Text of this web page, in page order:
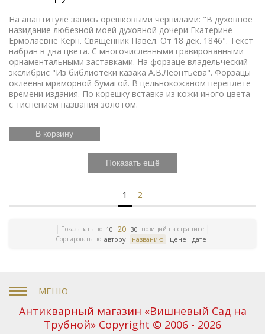
На авантитуле запись орешковыми чернилами: "В духовное
назидание любезной моей духовной дочери Екатерине
Ермолаевне Керн. Священник Павел. От 18 дек. 1846". Текст
набран в два цвета. С многочисленными гравированными
орнаментальными заставками. На форзаце владельческий
экслибрис "Из библиотеки казака А.В.Леонтьева". Форзацы
оклеены мраморной бумагой. В цельнокожаном переплете
времени издания. По корешку вставка из кожи иного цвета
с тиснением названия золотом.
В корзину
Показать ещё
1 2
Показывать по 10 20 30 позиций на странице
Сортировать по автору названию цене дате
Антикварный магазин «Вишневый Сад на
Трубной» Copyright © 2006 - 2026